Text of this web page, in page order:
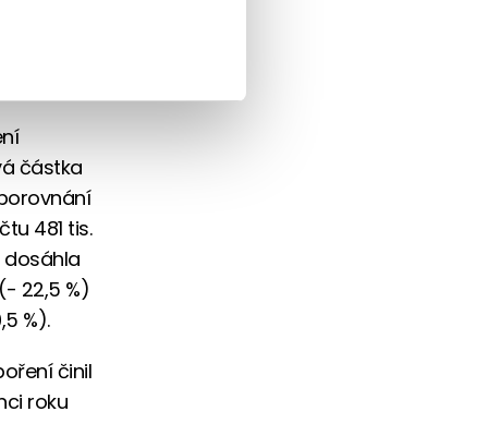
částka
481 tis.
dosáhla
22,5 %)
%).
činil
roku